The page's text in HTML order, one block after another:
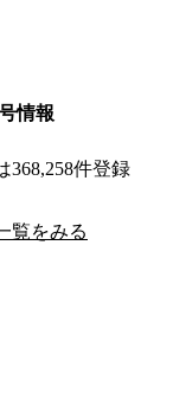
情報
368,258件登録
覧をみる